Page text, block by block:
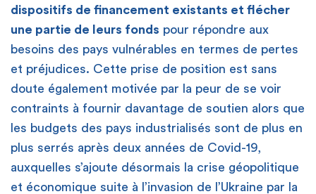
dispositifs de financement existants et flécher
une partie de leurs fonds pour répondre aux
besoins des pays vulnérables en termes de pertes
et préjudices. Cette prise de position est sans
doute également motivée par la peur de se voir
contraints à fournir davantage de soutien alors que
les budgets des pays industrialisés sont de plus en
plus serrés après deux années de Covid-19,
auxquelles s’ajoute désormais la crise géopolitique
et économique suite à l’invasion de l’Ukraine par la